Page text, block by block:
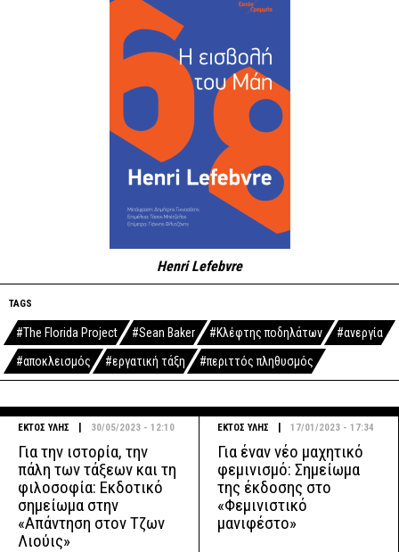
Henri Lefebvre
TAGS
#The Florida Project #Sean Baker #Κλέφτης ποδηλάτων
#ανεργία
#αποκλεισμός
#εργατική τάξη #περιττός πληθυσμός
ΕΚΤΟΣ ΥΛΗΣ 30/05/2023 - 12:10
Για την ιστορία, την
πάλη των τάξεων και τη
φιλοσοφία: Εκδοτικό
σημείωμα στην
«Απάντηση στον Τζων
Λιούις»
ΕΚΤΟΣ ΥΛΗΣ 17/01/2023 - 17:34
Για έναν νέο μαχητικό
φεμινισμό: Σημείωμα
της έκδοσης στο
«Φεμινιστικό
μανιφέστο»